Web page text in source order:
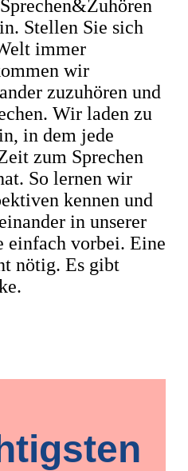
Stellen Sie sich
immer
wir
zuzuhören und
Wir laden zu
in dem jede
zum Sprechen
So lernen wir
kennen und
in unserer
einfach vorbei. Eine
nötig. Es gibt